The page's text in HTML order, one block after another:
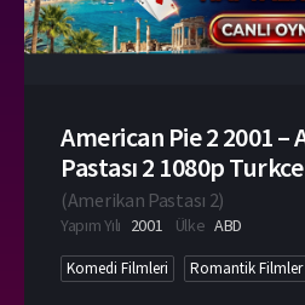
American Pie 2 2001 –
Pastası 2 1080p
(Amerikan Pastası 2)
Yapım Yılı 2001 Ülke ABD
Komedi Filmleri Romantik Filmler